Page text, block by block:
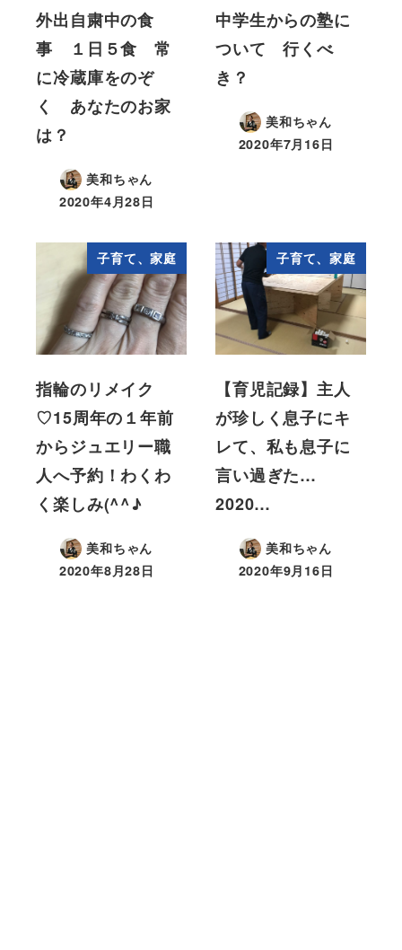
外出自粛中の食
事 １日５食 常
に冷蔵庫をのぞ
く あなたのお家
は？
美和ちゃん
2020年4月28日
中学生からの塾に
ついて 行くべ
き？
美和ちゃん
2020年7月16日
子育て、家庭
指輪のリメイク
♡15周年の１年前
からジュエリー職
人へ予約！わくわ
く楽しみ(^^♪
美和ちゃん
2020年8月28日
子育て、家庭
【育児記録】主人
が珍しく息子にキ
レて、私も息子に
言い過ぎた…
2020…
美和ちゃん
2020年9月16日